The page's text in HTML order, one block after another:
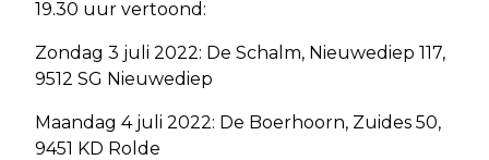
19.30 uur vertoond:
Zondag 3 juli 2022: De Schalm, Nieuwediep 117,
9512 SG Nieuwediep
Maandag 4 juli 2022: De Boerhoorn, Zuides 50,
9451 KD Rolde